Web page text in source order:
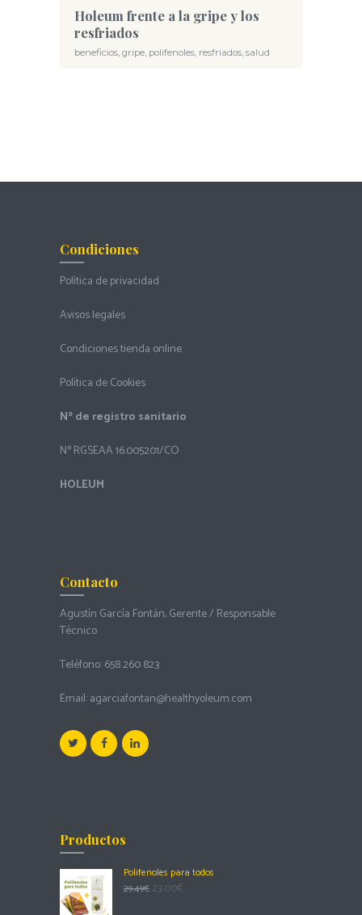
Holeum frente a la gripe y los
resfriados
beneficios, gripe, polifenoles, resfriados, salud
Condiciones
Política de privacidad
Avisos legales
Condiciones tienda online
Política de Cookies
Nº de registro sanitario
Nº RGSEAA 16.005201/CO
HOLEUM
Contacto
Agustín García Fontán, Gerente / Responsable
Técnico
Teléfono:658 260 823
Email:agarciafontan@healthyoleum.com
Productos
Polifenoles para todos
29.49€ 23.00€